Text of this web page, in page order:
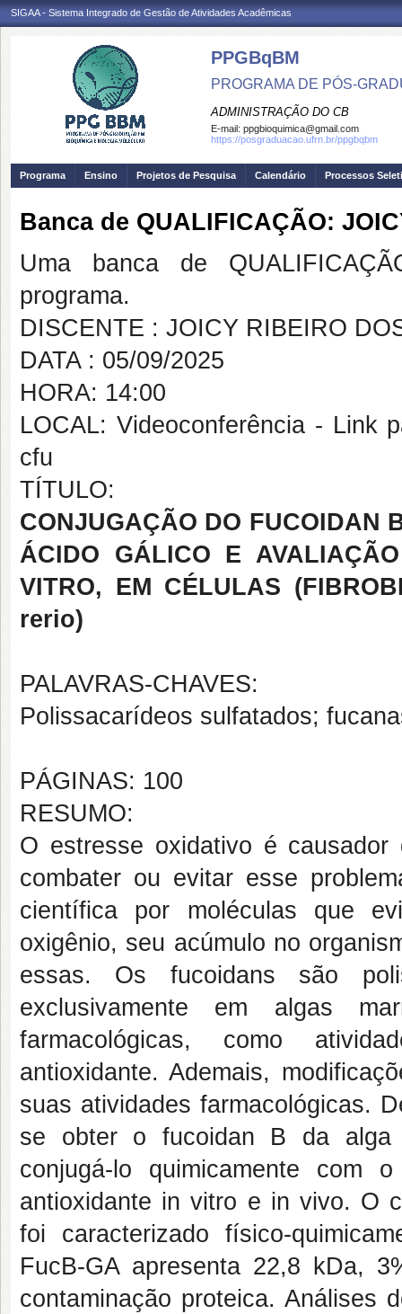
SIGAA - Sistema Integrado de Gestão de Atividades Acadêmicas
PPGBqBM
PROGRAMA DE PÓS-
ADMINISTRAÇÃO DO CB
E-mail: ppgbioquimica@gmail.com
https://posgraduacao.ufrn.br/ppgbqbm
Programa Ensino Projetos de Pesquisa Calendário Processos
Banca de QUALIFICAÇÃO:
Uma banca de
programa.
DISCENTE : JOICY RIBEIRO
DATA : 05/09/2025
HORA: 14:00
LOCAL: Videoconferência - Link
cfu
TÍTULO:
CONJUGAÇÃO DO
ÁCIDO GÁLICO E
VITRO, EM CÉLULAS
rerio)
PALAVRAS-CHAVES:
Polissacarídeos sulfatados;
PÁGINAS: 100
RESUMO:
O estresse oxidativo é
combater ou evitar esse
científica por moléculas que
oxigênio, seu acúmulo no
essas. Os fucoidans são
exclusivamente em algas
farmacológicas, como
antioxidante. Ademais,
suas atividades farmacológicas.
se obter o fucoidan B da alga
conjugá-lo quimicamente com
antioxidante in vitro e in vivo. O
foi caracterizado físico-
FucB-GA apresenta 22,8 kDa,
contaminação proteica. Análises